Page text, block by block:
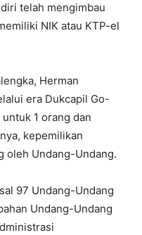
telah mengimbau
NIK atau KTP-el
Herman
era Dukcapil Go-
1 orang dan
kepemilikan
oleh Undang-Undang.
97 Undang-Undang
Undang-Undang